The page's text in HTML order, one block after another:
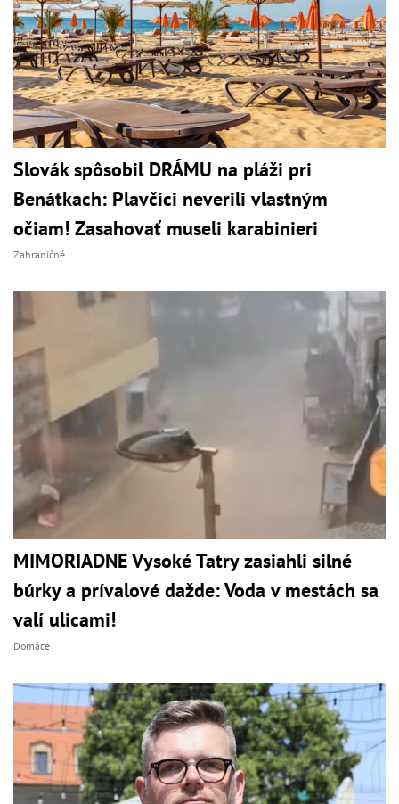
Slovák spôsobil DRÁMU na pláži pri
Benátkach: Plavčíci neverili vlastným
očiam! Zasahovať museli karabinieri
Zahraničné
MIMORIADNE Vysoké Tatry zasiahli silné
búrky a prívalové dažde: Voda v mestách sa
valí ulicami!
Domáce